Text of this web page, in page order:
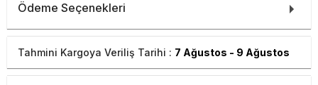
Ödeme Seçenekleri
Tahmini Kargoya Veriliş Tarihi : 7 Ağustos - 9 Ağustos